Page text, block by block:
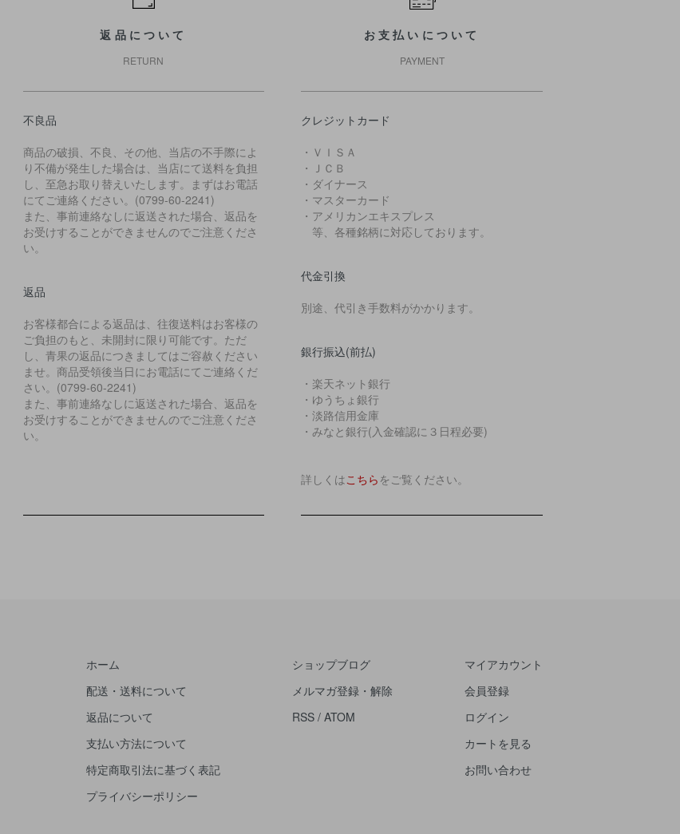
返品について
RETURN
不良品
商品の破損、不良、その他、当店の不手際によ
り不備が発生した場合は、当店にて送料を負担
し、至急お取り替えいたします。まずはお電話
にてご連絡ください。(0799-60-2241)
また、事前連絡なしに返送された場合、返品を
お受けすることができませんのでご注意くださ
い。
返品
お客様都合による返品は、往復送料はお客様の
ご負担のもと、未開封に限り可能です。ただ
し、青果の返品につきましてはご容赦ください
ませ。商品受領後当日にお電話にてご連絡くだ
さい。(0799-60-2241)
また、事前連絡なしに返送された場合、返品を
お受けすることができませんのでご注意くださ
い。
お支払いについて
PAYMENT
クレジットカード
・ＶＩＳＡ
・ＪＣＢ
・ダイナース
・マスターカード
・アメリカンエキスプレス
等、各種銘柄に対応しております。
代金引換
別途、代引き手数料がかかります。
銀行振込(前払)
・楽天ネット銀行
・ゆうちょ銀行
・淡路信用金庫
・みなと銀行(入金確認に３日程必要)
詳しくはこちら をご覧ください。
ホーム
配送・送料について
返品について
支払い方法について
特定商取引法に基づく表記
プライバシーポリシー
ショップブログ
メルマガ登録・解除
RSS / ATOM
マイアカウント
会員登録
ログイン
カートを見る
お問い合わせ